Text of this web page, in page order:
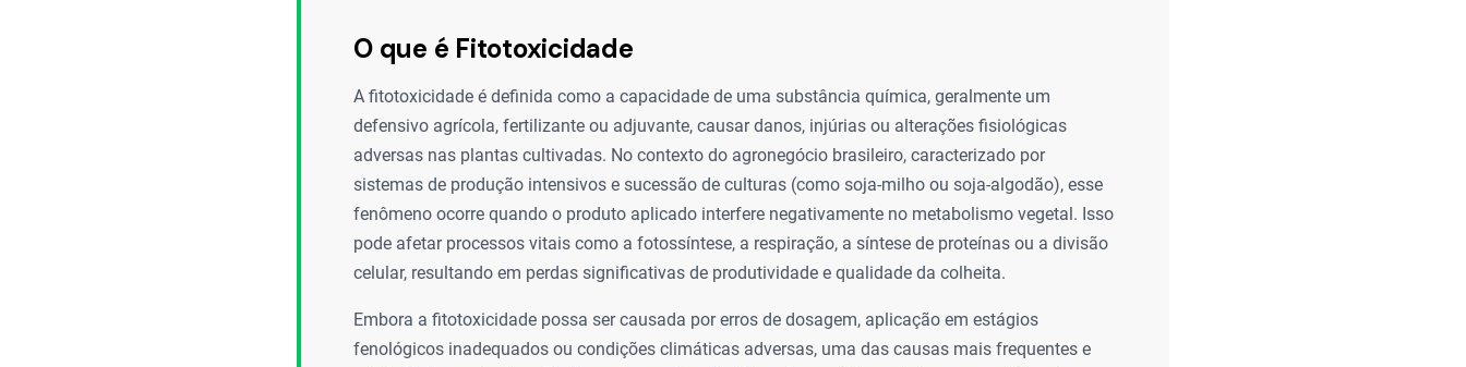
O que é Fitotoxicidade
A fitotoxicidade é definida como a capacidade de uma substância química, geralmente um
defensivo agrícola, fertilizante ou adjuvante, causar danos, injúrias ou alterações fisiológicas
adversas nas plantas cultivadas. No contexto do agronegócio brasileiro, caracterizado por
sistemas de produção intensivos e sucessão de culturas (como soja-milho ou soja-algodão), esse
fenômeno ocorre quando o produto aplicado interfere negativamente no metabolismo vegetal. Isso
pode afetar processos vitais como a fotossíntese, a respiração, a síntese de proteínas ou a divisão
celular, resultando em perdas significativas de produtividade e qualidade da colheita.
Embora a fitotoxicidade possa ser causada por erros de dosagem, aplicação em estágios
fenológicos inadequados ou condições climáticas adversas, uma das causas mais frequentes e